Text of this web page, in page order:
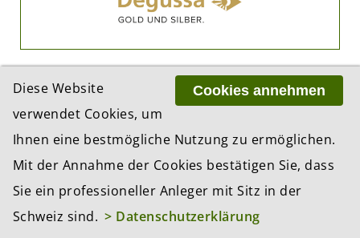
ADRESSE
BCP Business Content Production GmbH
Gotthardstrasse 38
8002 Zürich
Cookies annehmen
Diese Website
verwendet Cookies, um
Ihnen eine bestmögliche Nutzung zu ermöglichen.
Mit der Annahme der Cookies bestätigen Sie, dass
Sie ein professioneller Anleger mit Sitz in der
Schweiz sind. > Datenschutzerklärung